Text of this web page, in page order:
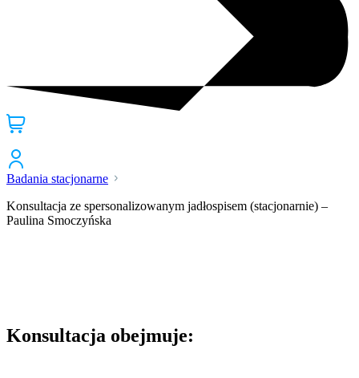
Badania stacjonarne
Konsultacja ze spersonalizowanym jadłospisem (stacjonarnie) –
Paulina Smoczyńska
Konsultacja obejmuje: